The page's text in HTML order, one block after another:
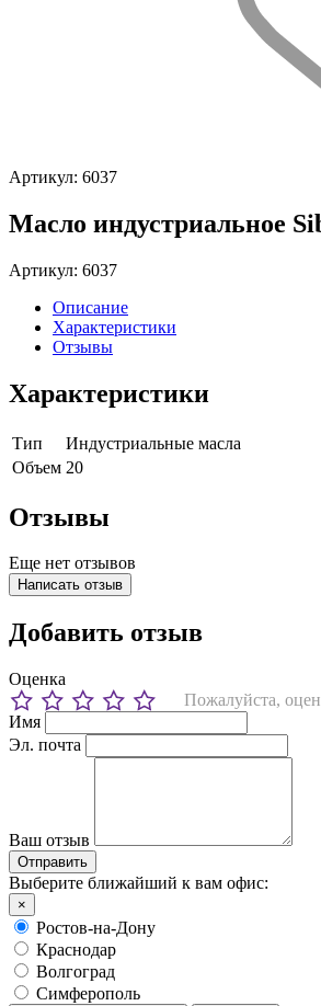
Артикул: 6037
Масло индустриальное
Артикул: 6037
Описание
Характеристики
Отзывы
Характеристики
Тип
Индустриальные масла
Объем 20
Отзывы
Еще нет отзывов
Написать отзыв
Добавить отзыв
Оценка
Пожалуйста,
Имя
Эл. почта
Ваш отзыв
Выберите ближайший к вам офис:
×
Ростов-на-Дону
Краснодар
Волгоград
Симферополь